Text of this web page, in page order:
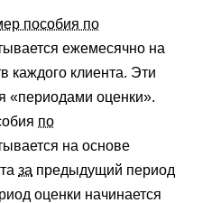
пособия по
ежемесячно на
каждого клиента. Эти
«периодами оценки».
по
на основе
за предыдущий период
оценки начинается